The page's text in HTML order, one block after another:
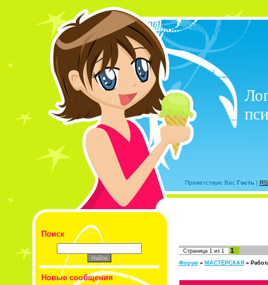
Приветствую Вас Гость|
Поиск
Новые сообщения
Страница 1из 1 1
Форум » МАСТЕРСКАЯ »